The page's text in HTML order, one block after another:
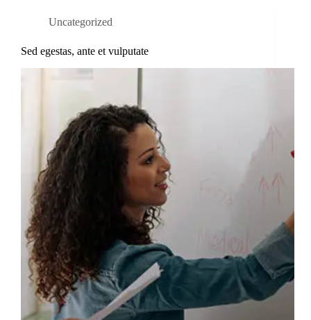
Uncategorized
Sed egestas, ante et vulputate